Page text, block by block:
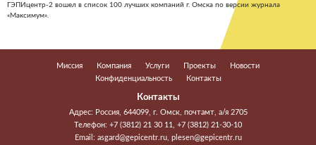
ГЭПИцентр-2 вошел в список 100 лучших компаний г. Омска по версии журнала
«Максимум».
Миссия Компания Услуги Проекты
Новости
Конфиденциальность
Контакты
Контакты
Адрес: Россия, 644099, г. Омск, почтамт, а/я 2705
Телефон: +7 (3812) 21 30 11
+7 (3812) 21-30-10
Email: asgard@gepicentr.ru, plesen@gepicentr.ru